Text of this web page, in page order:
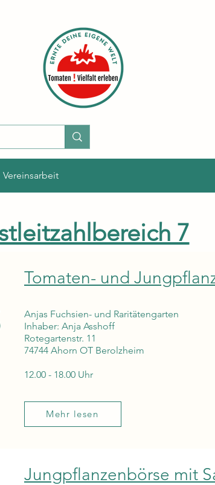
Vereinsarbeit
7
Tomaten- und
Anjas Fuchsien- und Raritätengarten
Inhaber: Anja Asshoff
Rotegartenstr. 11
74744 Ahorn OT Berolzheim
12.00 - 18.00 Uhr
Mehr lesen
Jungpflanzenbörse mit